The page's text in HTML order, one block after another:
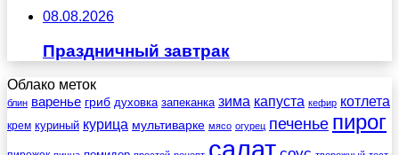
08.08.2026
Праздничный завтрак
Облако меток
блин варенье гриб духовка запеканка зима капуста кефир котлета
крем куриный курица мультиварке мясо огурец печенье пирог